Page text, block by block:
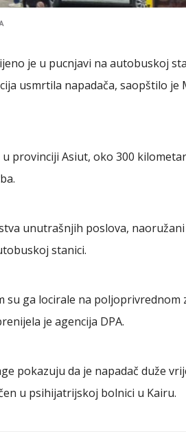
je u pucnjavi na autobuskoj
usmrtila napadača, saopštilo
provinciji Asiut, oko 300
unutrašnjih poslova,
stanici.
su ga locirale na poljoprivrednom
je agencija DPA.
pokazuju da je napadač duže
u psihijatrijskoj bolnici u Kairu.